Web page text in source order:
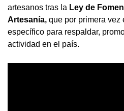
artesanos tras la Ley de
Artesanía, que por primera vez
específico para respaldar,
actividad en el país.